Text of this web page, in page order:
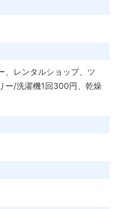
、レンタルショップ、ツ
ー/洗濯機1回300円、乾燥